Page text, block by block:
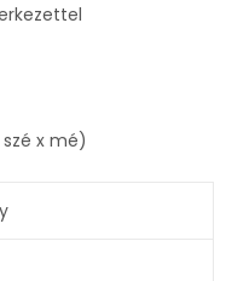
szé x mé)